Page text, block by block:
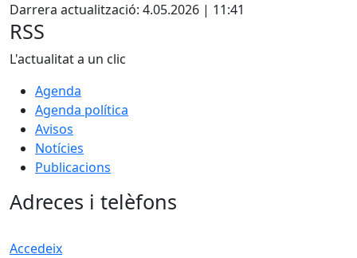
Darrera actualització: 4.05.2026 | 11:41
RSS
L'actualitat a un clic
Agenda
Agenda política
Avisos
Notícies
Publicacions
Adreces i telèfons
Accedeix